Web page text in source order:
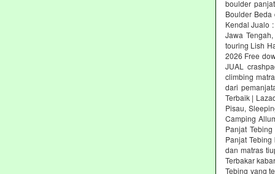
boulder
Boulder
Kendal Jualo
Jawa
touring Lish
2026 Free
JUAL
climbing
dari
Terbaik |
Pisau,
Camping
Panjat
Panjat
dan matras
Terbakar
Tebing yang